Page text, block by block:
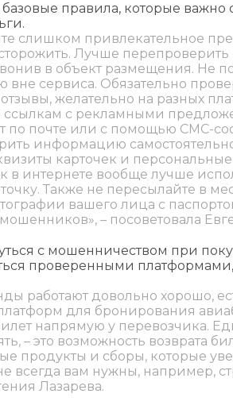
базовые правила, которые важно
слишком привлекательное
Лучше перепроверить
в объект размещения. Не
сервиса. Обязательно
отзывы, желательно на разных
ссылкам с рекламными
по почте или с помощью СМС-
информацию
карточек и
в интернете вообще лучше
Также не пересылайте в
вашего лица с
– посоветовала
с мошенничеством при
проверенными
работают довольно хорошо,
для бронирования
напрямую у перевозчика.
– это возможность возврата
продукты и сборы, которые
всегда вам нужны, например,
Лазарева.